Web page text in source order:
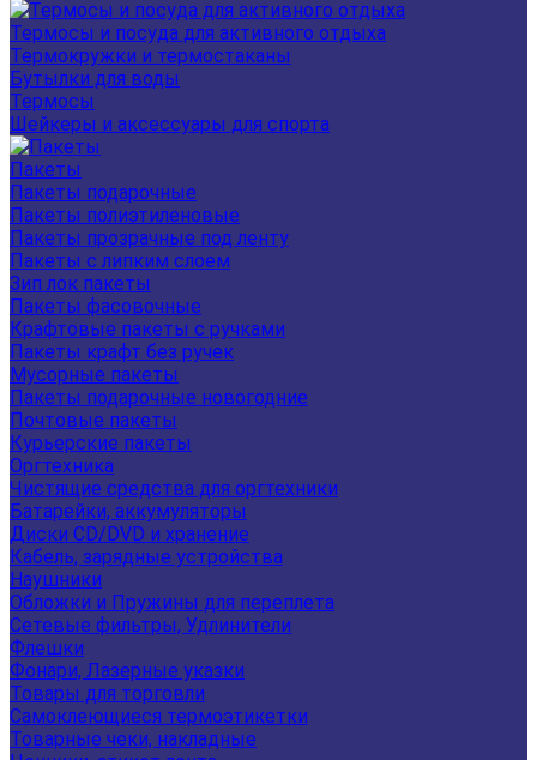
Термосы и посуда для активного отдыха
Термокружки и термостаканы
Бутылки для воды
Термосы
Шейкеры и аксессуары для спорта
Пакеты
Пакеты подарочные
Пакеты полиэтиленовые
Пакеты прозрачные под ленту
Пакеты с липким слоем
Зип лок пакеты
Пакеты фасовочные
Крафтовые пакеты с ручками
Пакеты крафт без ручек
Мусорные пакеты
Пакеты подарочные новогодние
Почтовые пакеты
Курьерские пакеты
Оргтехника
Чистящие средства для оргтехники
Батарейки, аккумуляторы
Диски CD/DVD и хранение
Кабель, зарядные устройства
Наушники
Обложки и Пружины для переплета
Сетевые фильтры, Удлинители
Флешки
Фонари, Лазерные указки
Товары для торговли
Самоклеющиеся термоэтикетки
Товарные чеки, накладные